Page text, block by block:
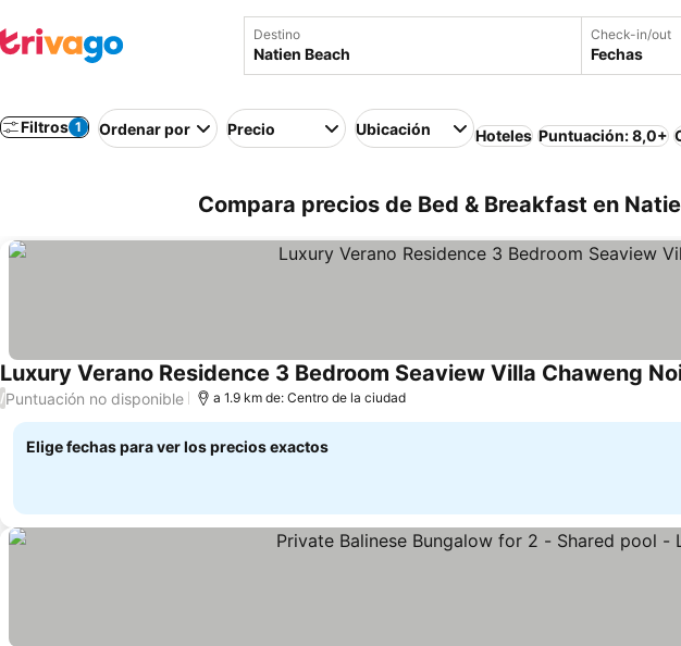
Destino Check-in/out
Fechas
Filtros 1 Ordenar por Precio Ubicación Hoteles Puntuación: 8,0+
Compara precios de Bed & Breakfast en
Luxury Verano Residence 3 Bedroom Seaview Villa Chaweng
/Puntuación no disponible a 1.9 km de: Centro de la ciudad
Elige fechas para ver los precios exactos